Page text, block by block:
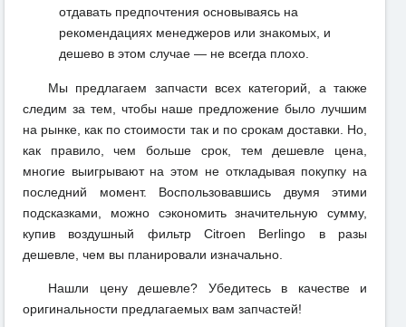
отдавать предпочтения основываясь на
рекомендациях менеджеров или знакомых, и
дешево в этом случае — не всегда плохо.
Мы предлагаем запчасти всех категорий, а также
следим за тем, чтобы наше предложение было лучшим
на рынке, как по стоимости так и по срокам доставки. Но,
как правило, чем больше срок, тем дешевле цена,
многие выигрывают на этом не откладывая покупку на
последний момент. Воспользовавшись двумя этими
подсказками, можно сэкономить значительную сумму,
купив воздушный фильтр Citroen Berlingo в разы
дешевле, чем вы планировали изначально.
Нашли цену дешевле? Убедитесь в качестве и
оригинальности предлагаемых вам запчастей!